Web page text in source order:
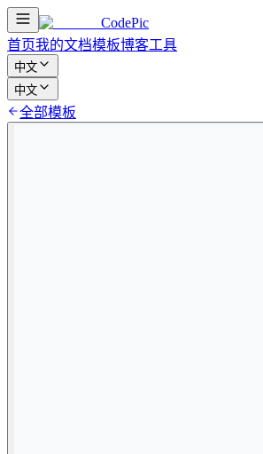
CodePic
首页我的文档模板博客工具
中文
中文
全部模板